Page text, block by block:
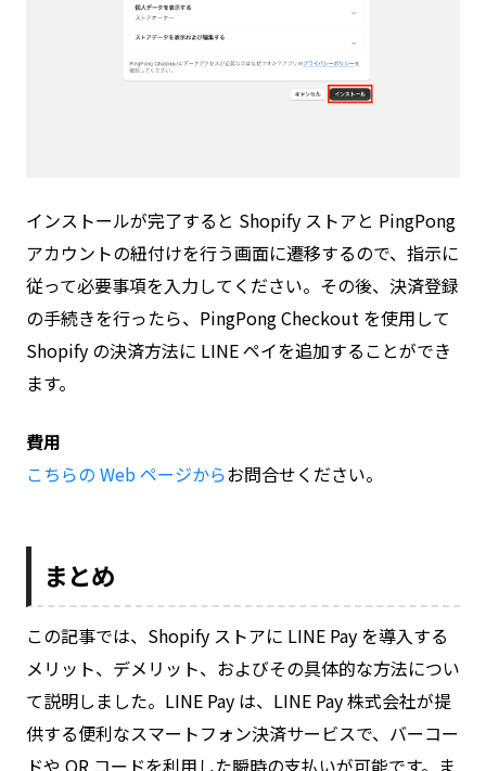
インストールが完了すると Shopify ストアと PingPong
アカウントの紐付けを行う画面に遷移するので、指示に
従って必要事項を入力してください。その後、決済登録
の手続きを行ったら、PingPong Checkout を使用して
Shopify の決済方法に LINE ペイを追加することができ
ます。
費用
こちらの Web ページからお問合せください。
まとめ
この記事では、Shopify ストアに LINE Pay を導入する
メリット、デメリット、およびその具体的な方法につい
て説明しました。LINE Pay は、LINE Pay 株式会社が提
供する便利なスマートフォン決済サービスで、バーコー
ドや QR コードを利用した瞬時の支払いが可能です。ま